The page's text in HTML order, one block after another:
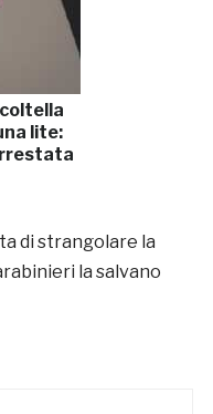
lite:
di strangolare la
la salvano